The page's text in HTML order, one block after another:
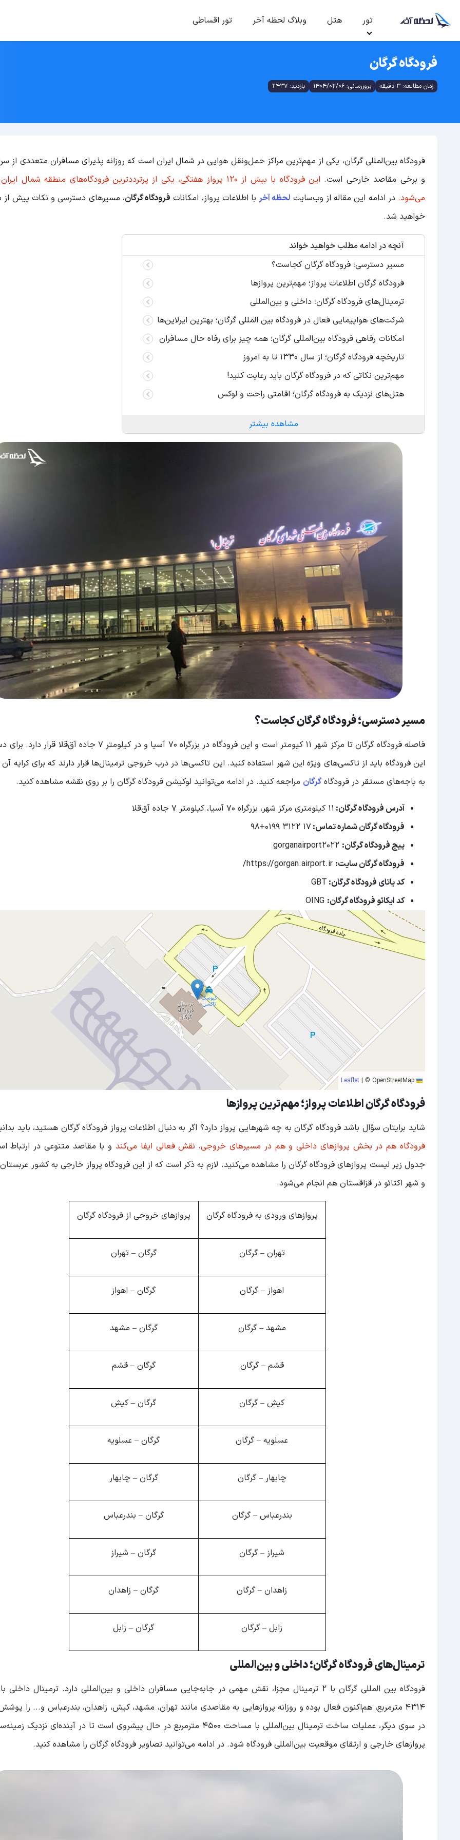
تور هتل وبلاگ لحظه آخر تور اقساطی
فرودگاه گرگان
زمان مطالعه: 3 دقیقه بروزرسانی: 1404/02/06 بازدید: 2437
فرودگاه بین‌المللی گرگان، یکی از مهم‌ترین مراکز حمل‌ونقل هوایی در شمال ایران است که روزانه پذیرای مسافران متعددی از
و برخی مقاصد خارجی است.
این فرودگاه با بیش از 120 پرواز هفتگی، یکی از پرتردد‌ترین فرودگاه‌های منطقه شمال
می‌شود.در ادامه این مقاله از وب‌سایت لحظه آخربا اطلاعات پرواز، امکانات فرودگاه گرگان، مسیرهای دسترسی و نکات پیش از
خواهید شد.
آنچه در ادامه مطلب خواهید خواند
مسیر دسترسی؛ فرودگاه گرگان کجاست؟
فرودگاه گرگان اطلاعات پرواز؛ مهم‌ترین پروازها
ترمینال‌های فرودگاه گرگان؛ داخلی و بین‌المللی
شرکت‌‎های هواپیمایی فعال در فرودگاه بین المللی گرگان؛ بهترین ایرلاین‌ها
امکانات رفاهی فرودگاه بین‌المللی گرگان؛ همه چیز برای رفاه حال مسافران
تاریخچه فرودگاه گرگان؛ از سال 1330 تا به امروز
مهم‌ترین نکاتی که در فرودگاه گرگان باید رعایت کنید!
هتل‌های نزدیک به فرودگاه گرگان؛ اقامتی راحت و لوکس
مشاهده بیشتر
مسیر دسترسی؛ فرودگاه گرگان کجاست؟
فاصله فرودگاه گرگان تا مرکز شهر 11 کیومتر است و این فرودگاه در بزرگراه ۷۰ آسیا و در کیلومتر ۷
این فرودگاه باید از تاکسی‌های ویژه این شهر استفاده کنید. این تاکسی‌ها در درب خروجی ترمینال‌ها قرار دارند که برای کرایه
به باجه‌های مستقر در فرودگاهگرگان مراجعه کنید. در ادامه می‌توانید لوکیشن فرودگاه گرگان را بر روی نقشه مشاهده کنید.
آدرس فرودگاه گرگان: 11 کیلومتری مرکز شهر، بزرگراه ۷۰ آسیا، کیلومتر ۷ جاده آق‌قلا
فرودگاه گرگان شماره تماس: 17 3122 0199+98
پیج فرودگاه گرگان:
فرودگاه گرگان سایت:
کد یاتای فرودگاه گرگان: GBT
کد ایکائو فرودگاه گرگان:
| © OpenStreetMap
فرودگاه گرگان اطلاعات پرواز؛ مهم‌ترین پروازها
شاید برایتان سؤال باشد فرودگاه گرگان به چه شهرهایی پرواز دارد؟ اگر به دنبال اطلاعات پرواز فرودگاه گرگان هستید، باید
فرودگاه هم در بخش پروازهای داخلی و هم در مسیرهای خروجی، نقش فعالی ایفا می‌کندو با مقاصد متنوعی در ارتباط
جدول زیر لیست پروازهای فرودگاه گرگان را مشاهده می‌کنید. لازم به ذکر است که از این فرودگاه پرواز خارجی به کشور
و شهر اکتائو در قزاقستان هم انجام می‌شود.
پروازهای ورودی به فرودگاه گرگان پروازهای خروجی از فرودگاه گرگان
تهران – گرگان گرگان – تهران
اهواز – گرگان گرگان – اهواز
مشهد – گرگان گرگان – مشهد
قشم – گرگان گرگان – قشم
کیش – گرگان گرگان – کیش
عسلویه – گرگان گرگان – عسلویه
چابهار – گرگان گرگان – چابهار
بندرعباس – گرگان گرگان – بندرعباس
شیراز – گرگان گرگان – شیراز
زاهدان – گرگان گرگان – زاهدان
زابل – گرگان گرگان – زابل
ترمینال‌های فرودگاه گرگان؛ داخلی و بین‌المللی
فرودگاه بین ‌المللی گرگان با 2 ترمینال مجزا، نقش مهمی در جابه‌جایی مسافران داخلی و بین‌المللی دارد. ترمینال
۴۳۱۴ مترمربع، هم‌اکنون فعال بوده و روزانه پروازهایی به مقاصدی مانند تهران، مشهد، کیش، زاهدان، بندرعباس و... را
در سوی دیگر، عملیات ساخت ترمینال بین‌المللی با مساحت ۴۵۰۰ مترمربع در حال پیشروی است تا در آینده‌ای
پروازهای خارجی و ارتقای موقعیت بین‌المللی فرودگاه شود. در ادامه می‌توانید تصاویر فرودگاه گرگان را مشاهده کنید.